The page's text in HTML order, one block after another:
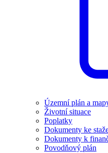
Územní plán a
Životní situace
Poplatky
Dokumenty ke
Dokumenty k
Povodňový plán